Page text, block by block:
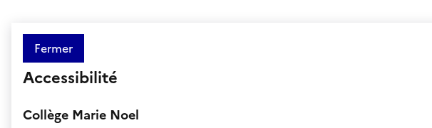
Fermer
Accessibilité
Collège Marie Noel